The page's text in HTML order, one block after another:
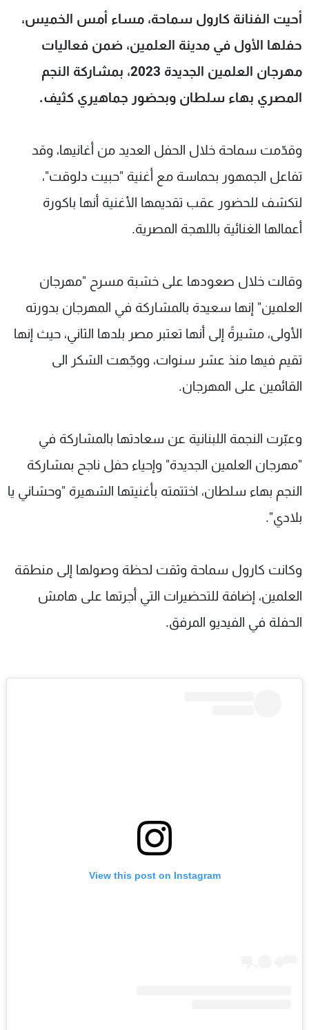
أحيت الفنانة كارول سماحة، مساء أمس الخميس،
حفلها الأول في مدينة العلمين، ضمن فعاليات
مهرجان العلمين الجديدة 2023، بمشاركة النجم
المصري بهاء سلطان وبحضور جماهيري كثيف.
وقدّمت سماحة خلال الحفل العديد من أغانيها، وقد
تفاعل الجمهور بحماسة مع أغنية "حبيت دلوقت"،
لتكشف للحضور عقب تقديمها الأغنية أنها باكورة
أعمالها الغنائية باللهجة المصرية.
وقالت خلال صعودها على خشبة مسرح "مهرجان
العلمين" إنها سعيدة بالمشاركة في المهرجان بدورته
الأولى، مشيرةً إلى أنها تعتبر مصر بلدها الثاني، حيث إنها
تقيم فيها منذ عشر سنوات، ووجّهت الشكر الى
القائمين على المهرجان.
وعبّرت النجمة اللبنانية عن سعادتها بالمشاركة في
"مهرجان العلمين الجديدة" وإحياء حفل ناجح بمشاركة
النجم بهاء سلطان، اختتمته بأغنيتها الشهيرة "وحشاني يا
بلادي".
وكانت كارول سماحة وثقت لحظة وصولها إلى منطقة
العلمين، إضافة للتحضيرات التي أجرتها على هامش
الحفلة في الفيديو المرفق.
View this post on Instagram
شاهد البرامج
عن MTV
الإنـتـاج
لاعلاناتكم
وظائف
تواصل معنا
شروط الإسـتخدام